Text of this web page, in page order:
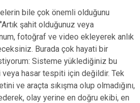
bile çok önemli olduğunu
şahit olduğunuz veya
fotoğraf ve video ekleyerek anlık
Burada çok hayati bir
Sisteme yüklediğiniz bu
hasar tespiti için değildir. Tek
ve araçta sıkışma olup olmadığını,
olay yerine en doğru ekibi, en